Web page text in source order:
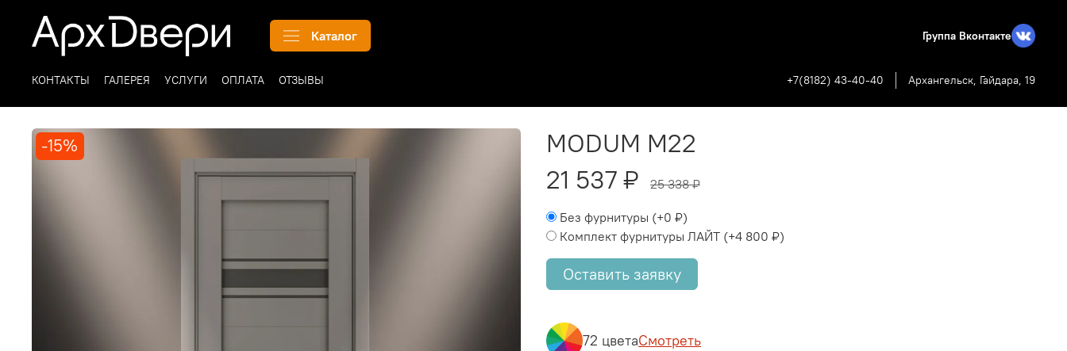
Каталог Группа Вконтакте
КОНТАКТЫ ГАЛЕРЕЯ УСЛУГИ ОПЛАТА ОТЗЫВЫ +7(8182) 43-40-40 Архангельск, Гайдара, 19
-15%
MODUM M22
21 537 ₽
25 338 ₽
Без фурнитуры (+0 ₽)
Комплект фурнитуры ЛАЙТ (+4 800 ₽)
Оставить заявку
72 цветаСмотреть